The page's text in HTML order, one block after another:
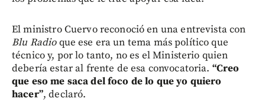
El ministro Cuervo reconoció en una entrevista con
Blu Radioque ese era un tema más político que
técnico y, por lo tanto, no es el Ministerio quien
debería estar al frente de esa convocatoria. “Creo
que eso me saca del foco de lo que yo quiero
hacer”, declaró.